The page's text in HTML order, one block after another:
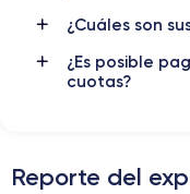
Cámara
Resolución vídeo
3279 mAh
¿Cuáles son
¿Es posible
cuotas?
Reporte del